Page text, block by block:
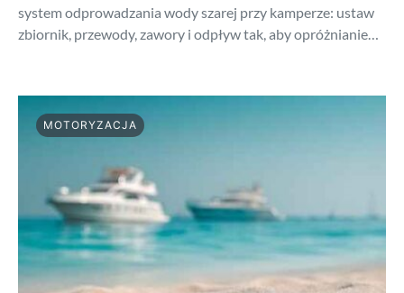
system odprowadzania wody szarej przy kamperze: ustaw
zbiornik, przewody, zawory i odpływ tak, aby opróżnianie…
MOTORYZACJA